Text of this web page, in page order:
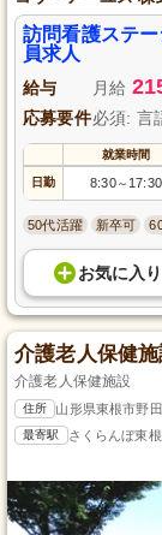
訪問看護ステ
員求人
給与 月給
応募要件必須: 言
就業時間
日勤 8:30～ 17:30
50代活躍 新卒可
お気に入り
介護老人保健
介護老人保健施設
住所 山形県東根市野
最寄駅 さくらんぼ東